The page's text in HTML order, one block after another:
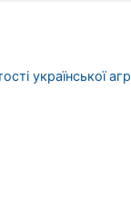
української